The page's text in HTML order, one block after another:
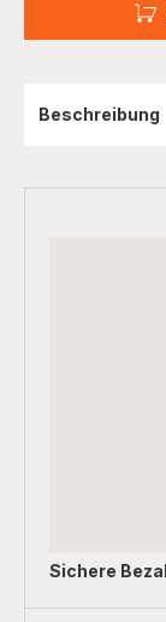
Beschreibung
Sichere